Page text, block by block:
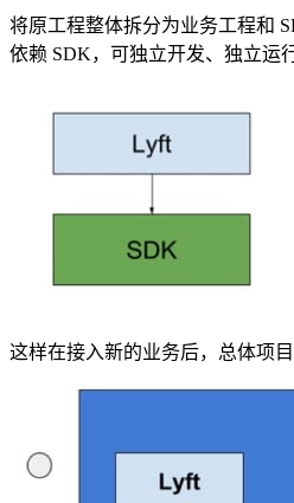
将原工程整体拆分为业务工程和
依赖 SDK，可独立开发、独立运
这样在接入新的业务后，总体项目